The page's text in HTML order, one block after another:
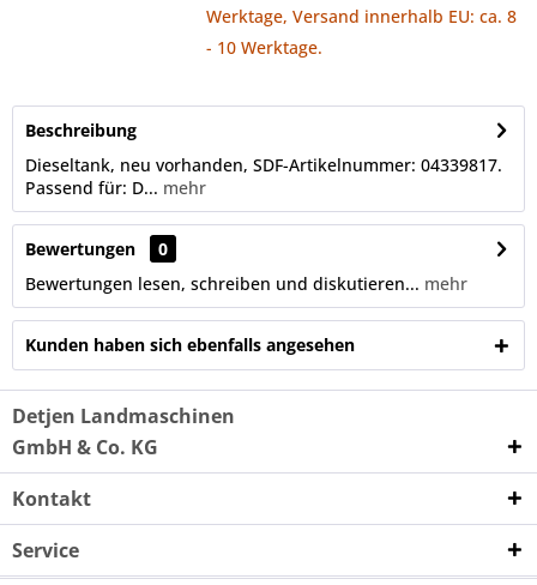
Werktage, Versand innerhalb EU: ca. 8
- 10 Werktage.
Beschreibung
Dieseltank, neu vorhanden, SDF-Artikelnummer: 04339817.
Passend für: D... mehr
Bewertungen
0
Bewertungen lesen, schreiben und diskutieren... mehr
Kunden haben sich ebenfalls angesehen
Detjen Landmaschinen
GmbH & Co. KG
Kontakt
Service